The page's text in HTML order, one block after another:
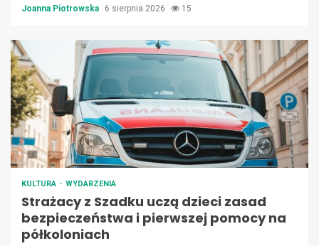
Joanna Piotrowska 6 sierpnia 2026 15
KULTURA WYDARZENIA
Strażacy z Szadku uczą dzieci zasad
bezpieczeństwa i pierwszej pomocy na
półkoloniach